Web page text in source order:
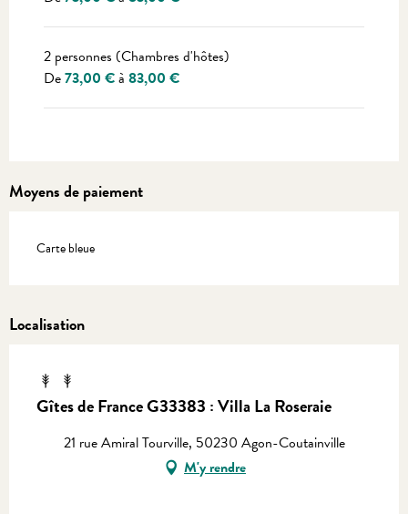
2 personnes (Chambres d'hôtes)
De73,00 €à 83,00 €
Moyens de paiement
Carte bleue
Localisation
Gîtes de France G33383 : Villa La Roseraie
21 rue Amiral Tourville, 50230 Agon-Coutainville
M'y rendre